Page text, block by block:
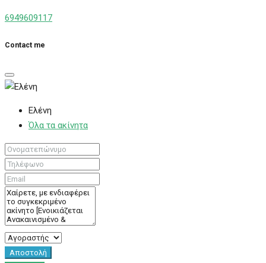
6949609117
Contact me
Ελένη
Όλα τα ακίνητα
Αποστολή